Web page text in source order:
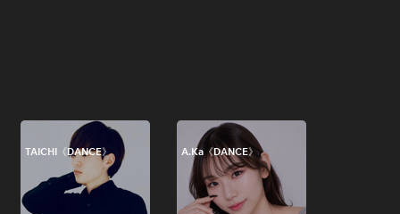
TAICHI《DANCE》 A.Ka《DANCE》